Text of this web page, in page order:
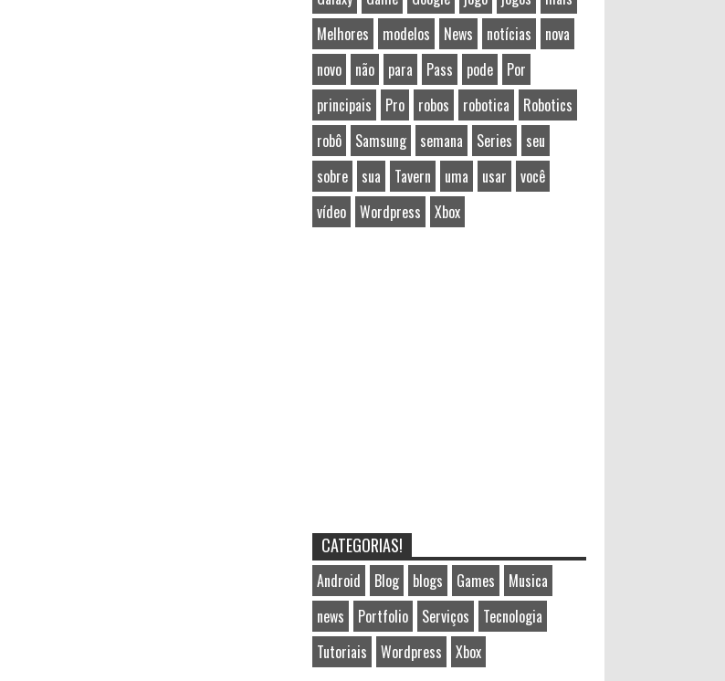
Melhores
modelos News notícias
nova
novo
não para Pass pode
Por
principais
Pro robos robotica
Robotics
robô
Samsung semana Series
seu
sobre
sua Tavern uma usar
você
vídeo
Wordpress Xbox
CATEGORIAS!
Android Blog blogs Games
Musica
news
Portfolio Serviços
Tecnologia
Tutoriais
Wordpress Xbox